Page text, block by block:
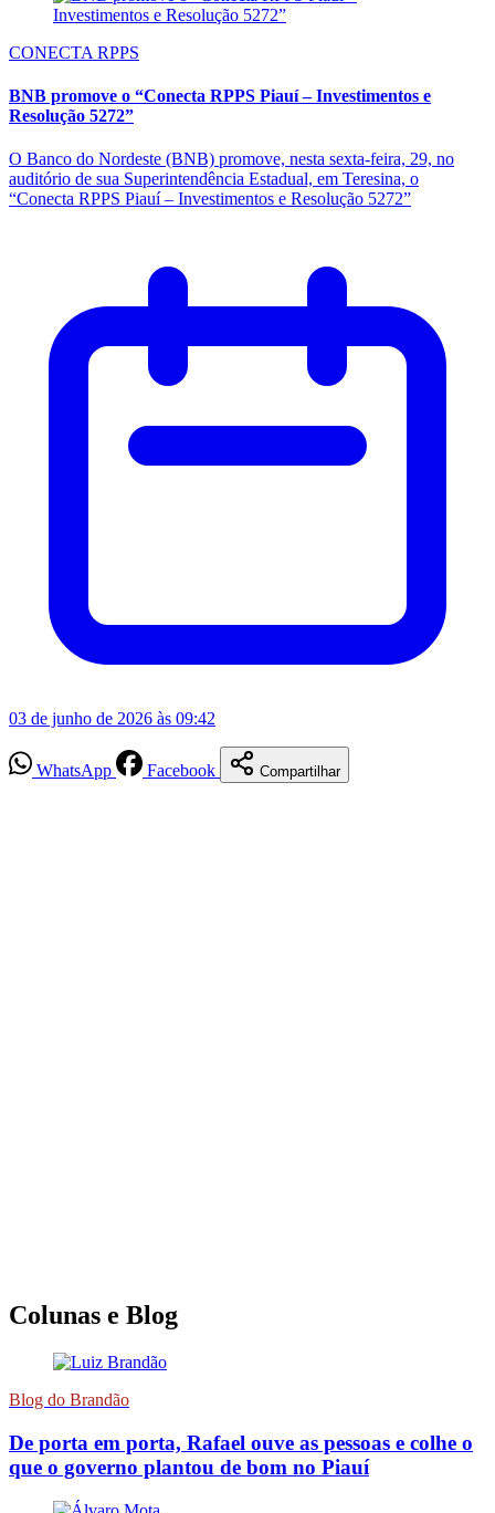
CONECTA RPPS
BNB promove o “Conecta RPPS Piauí – Investimentos e
Resolução 5272”
O Banco do Nordeste (BNB) promove, nesta sexta-feira, 29, no
auditório de sua Superintendência Estadual, em Teresina, o
“Conecta RPPS Piauí – Investimentos e Resolução 5272”
03 de junho de 2026 às 09:42
WhatsApp Facebook Compartilhar
Colunas e Blog
Blog do Brandão
De porta em porta, Rafael ouve as pessoas e colhe o
que o governo plantou de bom no Piauí